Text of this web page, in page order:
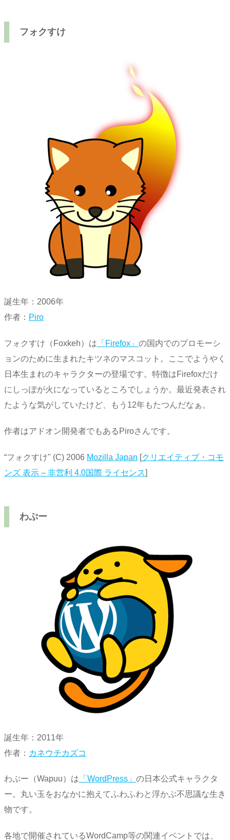
フォクすけ
誕生年：2006年
作者： Piro
フォクすけ（Foxkeh）は 「Firefox」 の国内でのプロモーシ
ョンのために生まれたキツネのマスコット。ここでようやく
日本生まれのキャラクターの登場です。特徴はFirefoxだけ
にしっぽが火になっているところでしょうか。最近発表され
たような気がしていたけど、もう12年もたつんだなぁ。
作者はアドオン開発者でもあるPiroさんです。
“フォクすけ" (C) 2006 Mozilla Japan [クリエイティブ・コモ
ンズ 表示 – 非営利 4.0国際 ライセンス]
わぷー
誕生年：2011年
作者： カネウチカズコ
わぷー（Wapuu）は 「WordPress」 の日本公式キャラクタ
ー。丸い玉をおなかに抱えてふわふわと浮かぶ不思議な生き
物です。
各地で開催されているWordCamp等の関連イベントでは、